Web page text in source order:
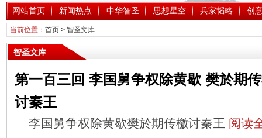
网站首页 新闻热点 中华智圣 思想星空 兵家韬略 创
当前位置： 首页> 智圣文库
智圣文库
第一百三回 李国舅争权除黄歇 樊於期
讨秦王
李国舅争权除黄歇樊於期传檄讨秦王 阅读